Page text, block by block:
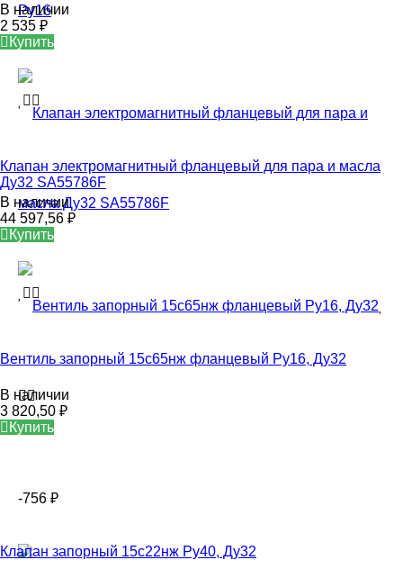
В наличии
2 535 ₽
Купить
Клапан электромагнитный фланцевый для пара и масла
Ду32 SA55786F
В наличии
44 597,56 ₽
Купить
Вентиль запорный 15с65нж фланцевый Ру16, Ду32
В наличии
3 820,50 ₽
Купить
-756 ₽
Клапан запорный 15с22нж Ру40, Ду32